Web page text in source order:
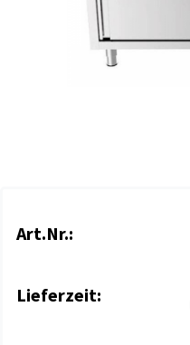
Art.Nr.:
Lieferzeit: